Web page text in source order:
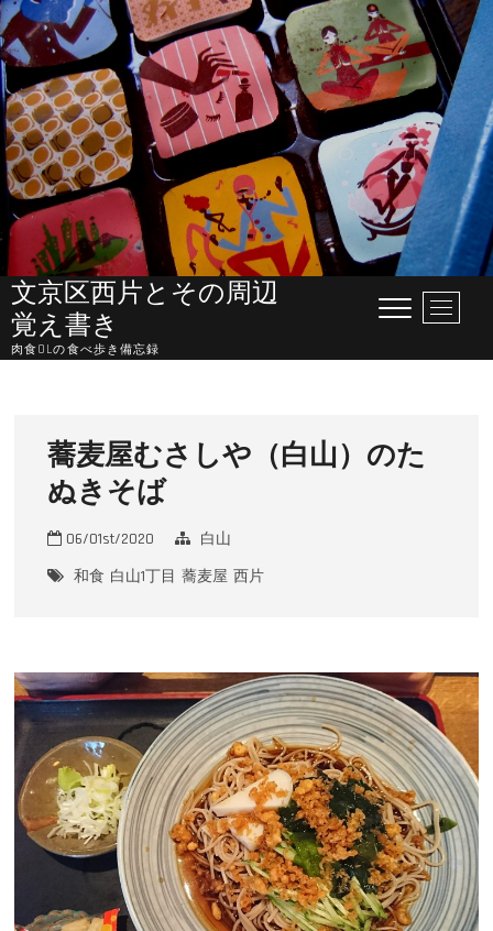
Skip
to
content
文京区西片とその周辺
覚え書き
肉食OLの食べ歩き備忘録
M
e
蕎麦屋むさしや（白山）のた
ぬきそば
06/01st/2020
白山
和食 白山1丁目 蕎麦屋 西片